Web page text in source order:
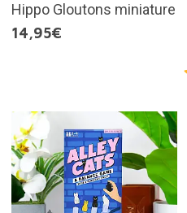
Hippo Gloutons miniature
14,95€